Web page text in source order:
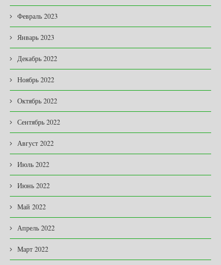
Февраль 2023
Январь 2023
Декабрь 2022
Ноябрь 2022
Октябрь 2022
Сентябрь 2022
Август 2022
Июль 2022
Июнь 2022
Май 2022
Апрель 2022
Март 2022